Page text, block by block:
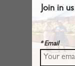
Join in
* Email